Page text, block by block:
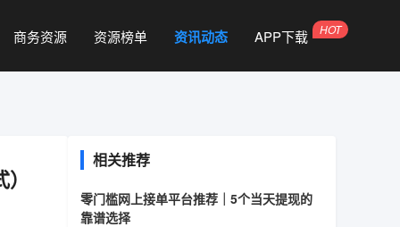
商务资源 资源榜单 资讯动态 APP下载
相关推荐
零门槛网上接单平台推荐｜5个当天提现的
靠谱选择